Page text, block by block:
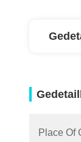
Place Of